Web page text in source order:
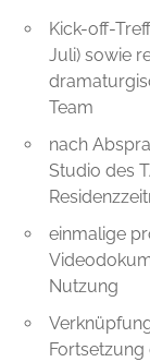
Kick-off-
Juli) sowie
Team
nach
Studio des
einmalige
Nutzung
Fortsetzung